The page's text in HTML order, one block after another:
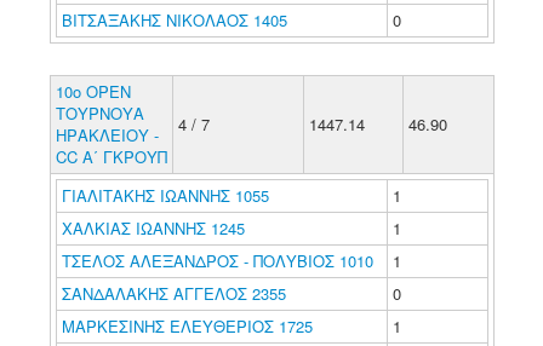
ΒΙΤΣΑΞΑΚΗΣ ΝΙΚΟΛΑΟΣ 1405
0
10ο ΟΡΕΝ
ΤΟΥΡΝΟΥΑ
ΗΡΑΚΛΕΙΟΥ -
CC Α΄ ΓΚΡΟΥΠ
4 / 7 1447.14 46.90
ΓΙΑΛΙΤΑΚΗΣ ΙΩΑΝΝΗΣ 1055
1
ΧΑΛΚΙΑΣ ΙΩΑΝΝΗΣ 1245
1
ΤΣΕΛΟΣ ΑΛΕΞΑΝΔΡΟΣ - ΠΟΛΥΒΙΟΣ 1010
1
ΣΑΝΔΑΛΑΚΗΣ ΑΓΓΕΛΟΣ 2355
0
ΜΑΡΚΕΣΙΝΗΣ ΕΛΕΥΘΕΡΙΟΣ 1725
1